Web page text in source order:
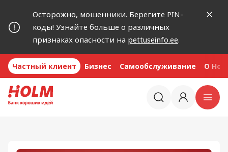
Осторожно, мошенники. Берегите PIN-
коды! Узнайте больше о различных
признаках опасности на pettuseinfo.ee.
Частный клиент Бизнес Самообслуживание O